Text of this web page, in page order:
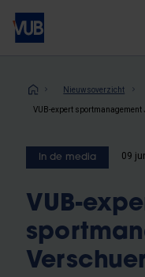
Overslaan
naar
inhoud
Nieuwsoverzicht
In de media 09
VUB-